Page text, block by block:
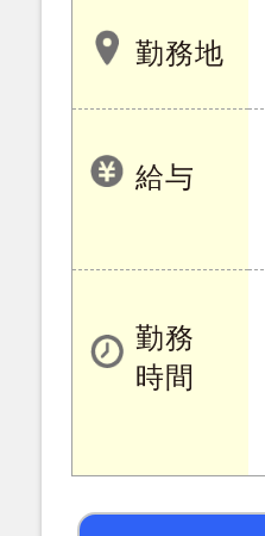
勤務地
給与
勤務
時間